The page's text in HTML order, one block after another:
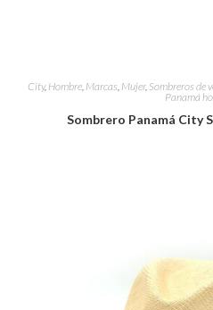
City, Hombre Marcas Mujer, Sombreros de
Panamá
Sombrero Panamá City